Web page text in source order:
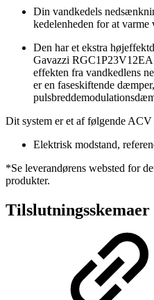
Din vandkedels
kedelenheden for at varme
Den har et ekstra
Gavazzi
effekten fra vandkedlens
er en faseskiftende dæmper,
Dit system er et af følgende
Elektrisk modstand,
*Se leverandørens websted for
produkter.
Tilslutningsskemaer